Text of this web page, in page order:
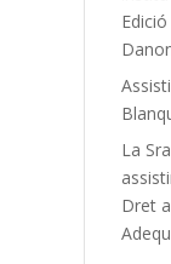
La
Dret